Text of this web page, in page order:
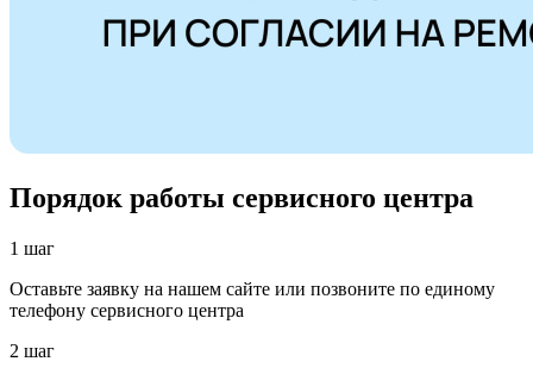
Порядок работы сервисного центра
1 шаг
Оставьте заявку на нашем сайте или позвоните по единому
телефону сервисного центра
2 шаг